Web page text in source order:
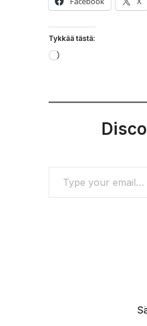
Tykkää tästä:
Loading…
TYPE YOUR EMAIL…